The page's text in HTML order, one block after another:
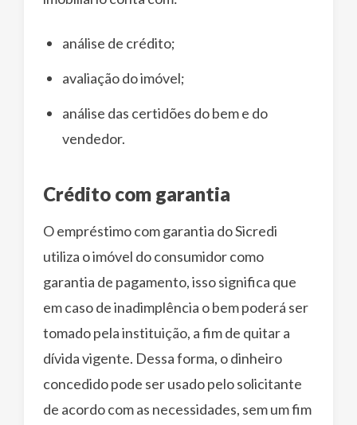
análise de crédito;
avaliação do imóvel;
análise das certidões do bem e do
vendedor.
Crédito com garantia
O empréstimo com garantia do Sicredi
utiliza o imóvel do consumidor como
garantia de pagamento, isso significa que
em caso de inadimplência o bem poderá ser
tomado pela instituição, a fim de quitar a
dívida vigente. Dessa forma, o dinheiro
concedido pode ser usado pelo solicitante
de acordo com as necessidades, sem um fim